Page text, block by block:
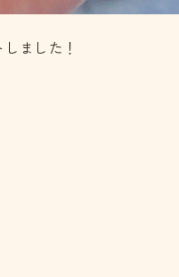
ました！